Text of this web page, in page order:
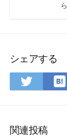
シェアする
で
ア
関連投稿